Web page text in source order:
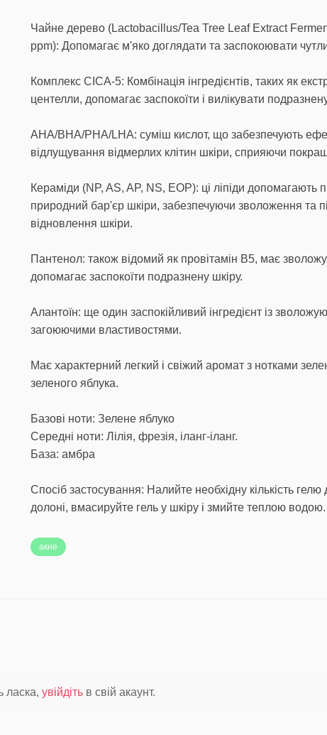
Чайне дерево (Lactobacillus/Tea Tree Leaf Extract
ppm): Допомагає м'яко доглядати та заспокоювати
Комплекс CICA-5: Комбінація інгредієнтів, таких як
центелли, допомагає заспокоїти і вилікувати
AHA/BHA/PHA/LHA: суміш кислот, що забезпечують
відлущування відмерлих клітин шкіри, сприяючи
Кераміди (NP, AS, AP, NS, EOP): ці ліпіди допомагають
природний бар'єр шкіри, забезпечуючи зволоження та
відновлення шкіри.
Пантенол: також відомий як провітамін В5, має
допомагає заспокоїти подразнену шкіру.
Алантоїн: ще один заспокійливий інгредієнт із
загоюючими властивостями.
Має характерний легкий і свіжий аромат з нотками
зеленого яблука.
Базові ноти: Зелене яблуко
Середні ноти: Лілія, фрезія, іланг-іланг.
База: амбра
Спосіб застосування: Налийте необхідну кількість
долоні, вмасируйте гель у шкіру і змийте теплою водою.
акне
ласка, увійдітьв свій акаунт.